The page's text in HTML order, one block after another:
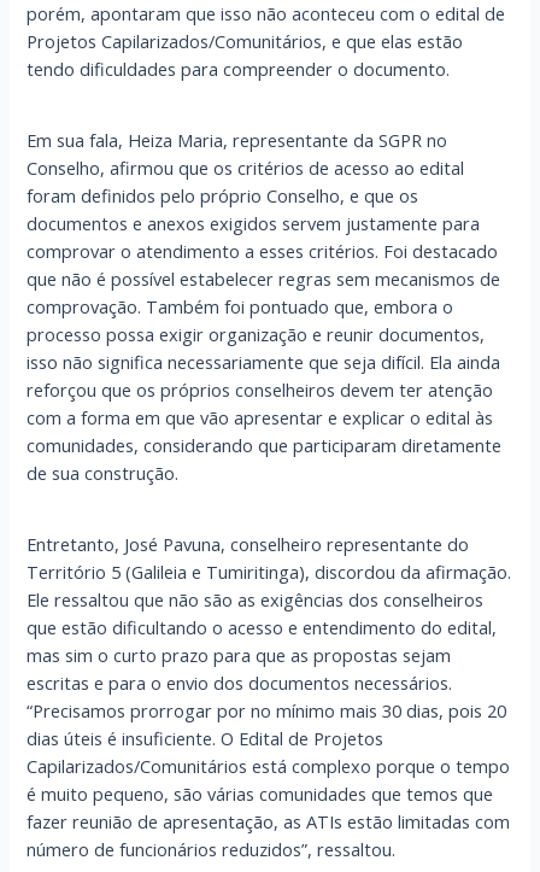
porém, apontaram que isso não aconteceu com o edital de
Projetos Capilarizados/Comunitários, e que elas estão
tendo dificuldades para compreender o documento.
Em sua fala, Heiza Maria, representante da SGPR no
Conselho, afirmou que os critérios de acesso ao edital
foram definidos pelo próprio Conselho, e que os
documentos e anexos exigidos servem justamente para
comprovar o atendimento a esses critérios. Foi destacado
que não é possível estabelecer regras sem mecanismos de
comprovação. Também foi pontuado que, embora o
processo possa exigir organização e reunir documentos,
isso não significa necessariamente que seja difícil. Ela ainda
reforçou que os próprios conselheiros devem ter atenção
com a forma em que vão apresentar e explicar o edital às
comunidades, considerando que participaram diretamente
de sua construção.
Entretanto, José Pavuna, conselheiro representante do
Território 5 (Galileia e Tumiritinga), discordou da afirmação.
Ele ressaltou que não são as exigências dos conselheiros
que estão dificultando o acesso e entendimento do edital,
mas sim o curto prazo para que as propostas sejam
escritas e para o envio dos documentos necessários.
“Precisamos prorrogar por no mínimo mais 30 dias, pois 20
dias úteis é insuficiente. O Edital de Projetos
Capilarizados/Comunitários está complexo porque o tempo
é muito pequeno, são várias comunidades que temos que
fazer reunião de apresentação, as ATIs estão limitadas com
número de funcionários reduzidos”, ressaltou.